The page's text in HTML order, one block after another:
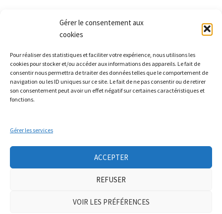
Gérer le consentement aux
cookies
Pour réaliser des statistiques et faciliter votre expérience, nous utilisons les
cookies pour stocker et/ou accéder aux informations des appareils. Le fait de
consentir nous permettra de traiter des données telles que le comportement de
navigation ou les ID uniques sur ce site. Le fait de ne pas consentir ou de retirer
son consentement peut avoir un effet négatif sur certaines caractéristiques et
fonctions.
Gérer les services
ACCEPTER
REFUSER
VOIR LES PRÉFÉRENCES
Le Relais
21 rue Peurière
42440 Noirétable
contact[a]lesmontsquipetillent.org
Collectif LA TERRE
Groupe Nourrir
Ateliers auto-réparation de vélos
Mobicar42
Nous contacter
Mentions légales|politique de confidentialité